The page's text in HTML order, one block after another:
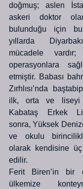
doğmuş; aslen
askeri doktor
bulunduğu için
yıllarda
mücadele
operasyonlara
etmiştir. Babası
Zırhlısı’nda
ilk, orta ve liseyi
Kabataş Erkek
sonra, Yüksek
ve okulu
olarak kendisine
edilir.
Ferit Biren’in bir
ülkemize